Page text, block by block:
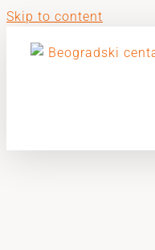
Skip to content